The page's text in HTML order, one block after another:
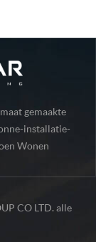
gemaakte
installatie-
Wonen
CO LTD. alle